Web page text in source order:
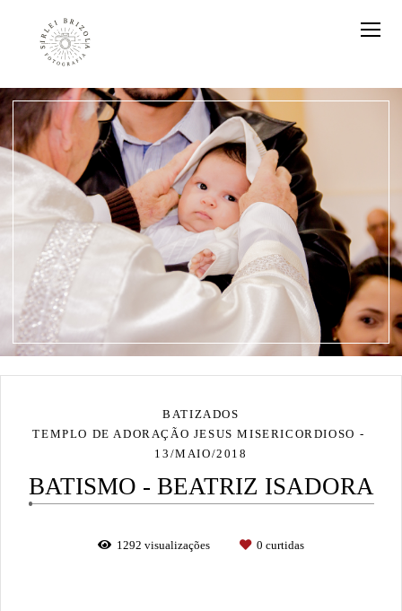
BATIZADOS
TEMPLO DE ADORAÇÃO JESUS MISERICORDIOSO
13/MAIO/2018
BATISMO - BEATRIZ ISADORA
1292 visualizações 0 curtidas